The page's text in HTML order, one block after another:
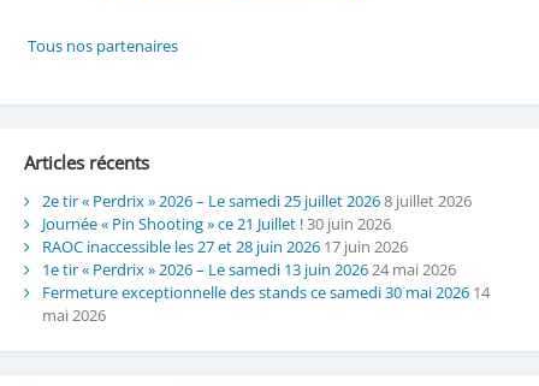
Tous nos partenaires
Articles récents
2e tir « Perdrix » 2026 – Le samedi 25 juillet 20268 juillet 2026
Journée « Pin Shooting » ce 21 Juillet !30 juin 2026
RAOC inaccessible les 27 et 28 juin 2026 17 juin 2026
1e tir « Perdrix » 2026 – Le samedi 13 juin 202624 mai 2026
Fermeture exceptionnelle des stands ce samedi 30 mai 2026 14
mai 2026